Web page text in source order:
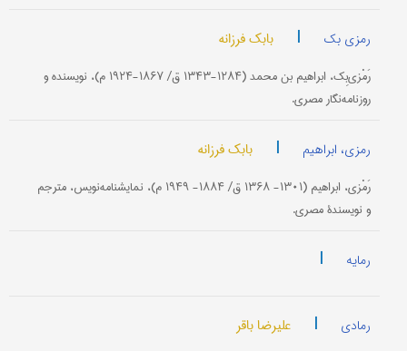
رمزی بک | بابک فرزانه
رَمْزی‌بِک، ابراهیم بن محمد (۱۲۸۴-۱۳۴۳ ق/ ۱۸۶۷-۱۹۲۴ م)، نویسنده و
روزنامه‌نگار مصری.
رمزی، ابراهیم | بابک فرزانه
رَمْزی، ابراهیم (۱۳۰۱- ۱۳۶۸ ق/ ۱۸۸۴- ۱۹۴۹ م)، نمایشنامه‌نویس، مترجم
و نویسندۀ مصری.
رمایه |
رمادی | علیرضا باقر